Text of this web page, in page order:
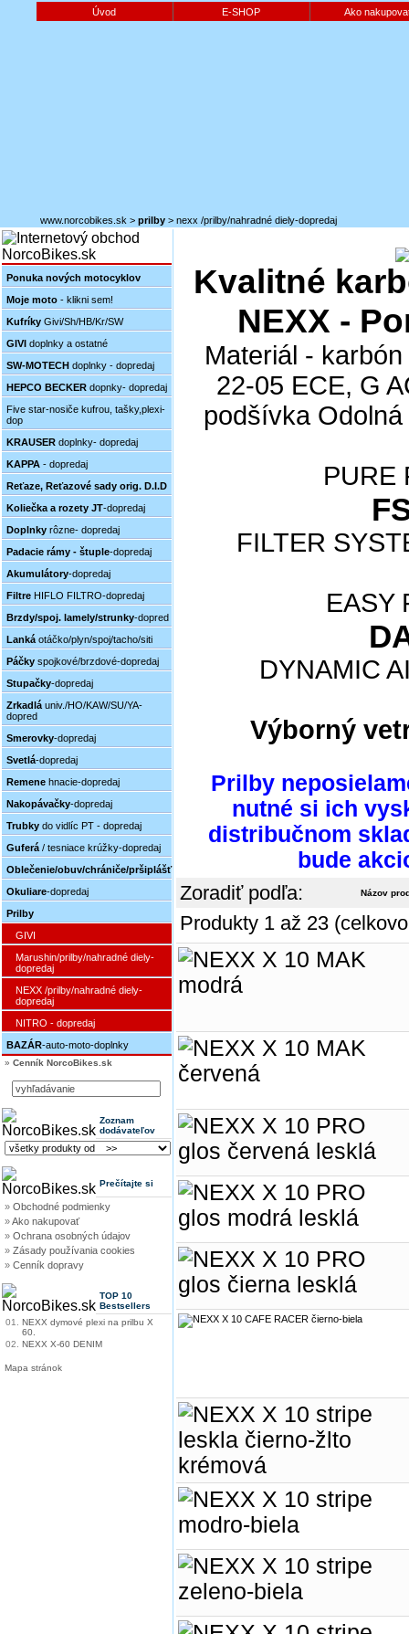
Úvod E-SHOP Ako
www.norcobikes.sk > prilby > nexx /prilby/nahradné diely-dopredaj
Ponuka nových motocyklov
Moje moto - klikni sem!
Kufríky Givi/Sh/HB/Kr/SW
GIVI doplnky a ostatné
SW-MOTECH doplnky - dopredaj
HEPCO BECKER dopnky- dopredaj
Five star-nosiče kufrou, tašky,plexi-
dop
KRAUSER doplnky- dopredaj
KAPPA - dopredaj
Reťaze, Reťazové sady orig. D.I.D
Koliečka a rozety JT-dopredaj
Doplnky rôzne- dopredaj
Padacie rámy - štuple-dopredaj
Akumulátory-dopredaj
Filtre HIFLO FILTRO-dopredaj
Brzdy/spoj. lamely/strunky-dopred
Lanká otáčko/plyn/spoj/tacho/siti
Páčky spojkové/brzdové-dopredaj
Stupačky-dopredaj
Zrkadlá univ./HO/KAW/SU/YA-
dopred
Smerovky-dopredaj
Svetlá-dopredaj
Remene hnacie-dopredaj
Nakopávačky-dopredaj
Trubky do vidlíc PT - dopredaj
Guferá / tesniace krúžky-dopredaj
Oblečenie/obuv/chrániče/pršiplášť
Okuliare-dopredaj
Prilby
GIVI
Marushin/prilby/nahradné diely-
dopredaj
NEXX /prilby/nahradné diely-
dopredaj
NITRO - dopredaj
BAZÁR-auto-moto-doplnky
» Cenník NorcoBikes.sk
Zoznam
dodávateľov
Prečítajte si
» Obchodné podmienky
»Ako nakupovať
» Ochrana osobných údajov
» Zásady používania cookies
» Cenník dopravy
TOP 10
Bestsellers
01.
NEXX dymové plexi na prilbu X
60.
02.
NEXX X-60 DENIM
Mapa stránok
Kvalitné
NEXX -
Materiál -
22-05 ECE, G
podšívka
PURE
FILTER
EASY
DYNAMIC
Výborný
Prilby
nutné si ich
distribučnom
bude
Zoradiť podľa: Názov
Produkty 1 až 23